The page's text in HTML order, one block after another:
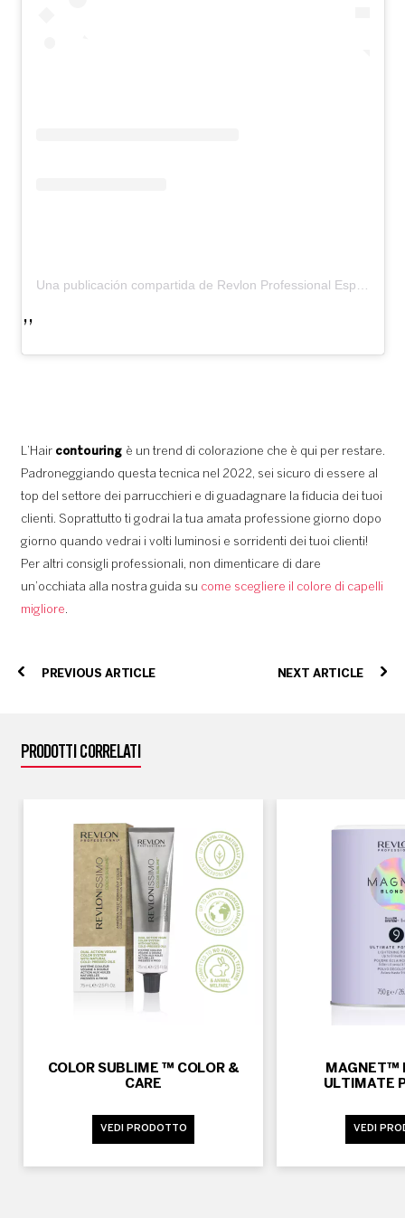
L’Hair contouring è un trend di colorazione che è qui per restare.
Padroneggiando questa tecnica nel 2022, sei sicuro di essere al
top del settore dei parrucchieri e di guadagnare la fiducia dei tuoi
clienti. Soprattutto ti godrai la tua amata professione giorno dopo
giorno quando vedrai i volti luminosi e sorridenti dei tuoi clienti!
Per altri consigli professionali, non dimenticare di dare
un’occhiata alla nostra guida su come scegliere il colore di capelli
migliore.
PREVIOUS ARTICLE NEXT ARTICLE
PRODOTTI CORRELATI
COLOR SUBLIME ™ COLOR &
CARE
VEDI PRODOTTO
MAGNET™
ULTIMATE
VEDI